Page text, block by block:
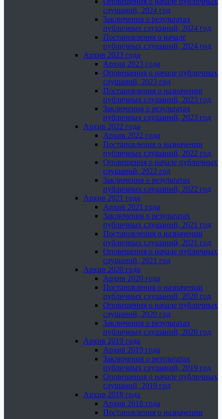
слушаний, 2024 год
Заключения о результатах
публичных слушаний, 2024 год
Постановления о начале
публичных слушаний, 2024 год
Архив 2023 года
Архив 2023 года
Оповещения о начале публичных
слушаний, 2023 год
Постановления о назначении
публичных слушаний, 2023 год
Заключения о результатах
публичных слушаний, 2023 год
Архив 2022 года
Архив 2022 года
Постановления о назначении
публичных слушаний, 2022 год
Оповещения о начале публичных
слушаний, 2022 год
Заключения о результатах
публичных слушаний, 2022 год
Архив 2021 года
Архив 2021 года
Заключения о результатах
публичных слушаний, 2021 год
Постановления о назначении
публичных слушаний, 2021 год
Оповещения о начале публичных
слушаний, 2021 год
Архив 2020 года
Архив 2020 года
Постановления о назначении
публичных слушаний, 2020 год
Оповещения о начале публичных
слушаний, 2020 год
Заключения о результатах
публичных слушаний, 2020 год
Архив 2019 года
Архив 2019 года
Заключения о результатах
публичных слушаний, 2019 год
Оповещения о начале публичных
слушаний, 2019 год
Архив 2018 года
Архив 2018 года
Постановления о назначении